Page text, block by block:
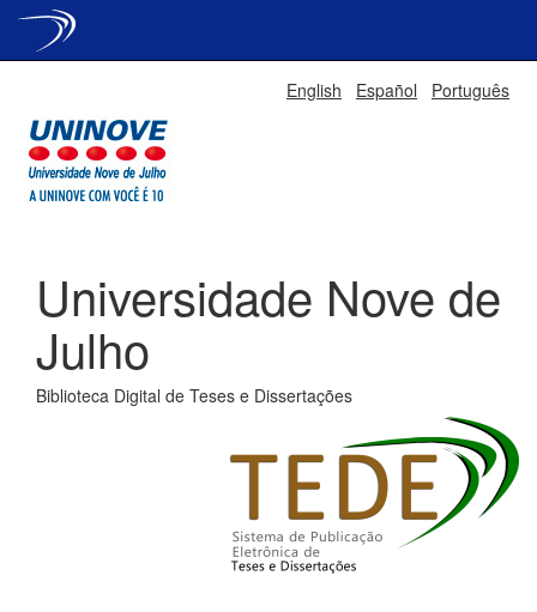
English Español Português
Universidade Nove de
Julho
Biblioteca Digital de Teses e Dissertações